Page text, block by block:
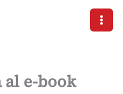
al e-book